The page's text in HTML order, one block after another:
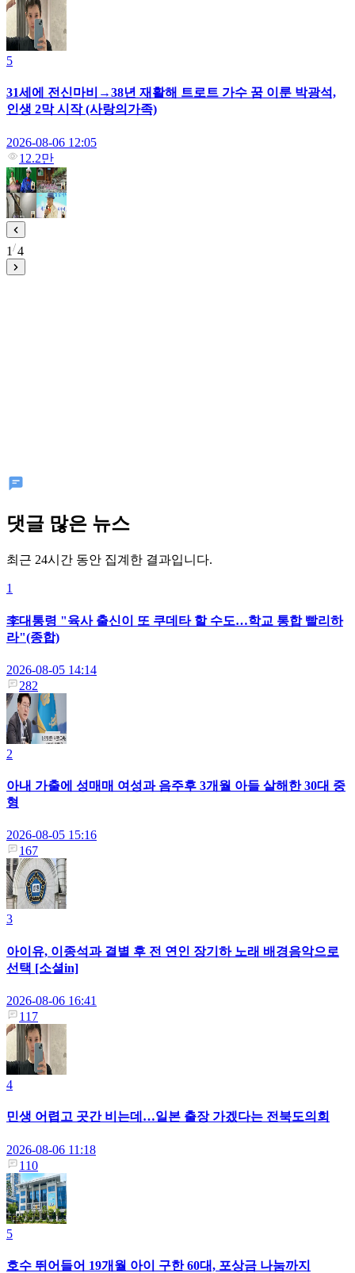
5
31세에 전신마비→38년 재활해 트로트 가수 꿈 이룬 박광석,
인생 2막 시작 (사랑의가족)
2026-08-06 12:05
12.2만
1 4
댓글 많은 뉴스
최근 24시간 동안 집계한 결과입니다.
1
李대통령 "육사 출신이 또 쿠데타 할 수도…학교 통합 빨리하
라"(종합)
2026-08-05 14:14
282
2
아내 가출에 성매매 여성과 음주후 3개월 아들 살해한 30대 중
형
2026-08-05 15:16
167
3
아이유, 이종석과 결별 후 전 연인 장기하 노래 배경음악으로
선택 [소셜in]
2026-08-06 16:41
117
4
민생 어렵고 곳간 비는데…일본 출장 가겠다는 전북도의회
2026-08-06 11:18
110
5
호수 뛰어들어 19개월 아이 구한 60대, 포상금 나눔까지